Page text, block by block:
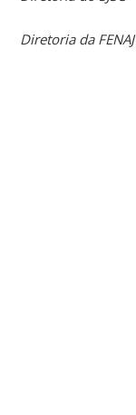
Diretoria da FENAJ